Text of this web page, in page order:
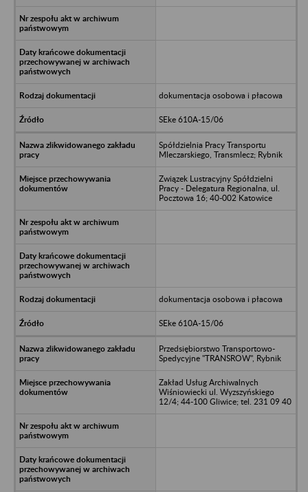
dokumentacja osobowa i płacowa
SEke 610A-15/06
Spółdzielnia Pracy Transportu
Mleczarskiego, Transmlecz; Rybnik
Związek Lustracyjny Spółdzielni
Pracy - Delegatura Regionalna, ul.
Pocztowa 16; 40-002 Katowice
dokumentacja osobowa i płacowa
SEke 610A-15/06
Przedsiębiorstwo Transportowo-
Spedycyjne "TRANSROW", Rybnik
Zakład Usług Archiwalnych
Wiśniowiecki ul. Wyzszyńskiego
12/4; 44-100 Gliwice; tel. 231 09 40